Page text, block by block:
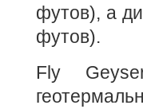
футов), а
футов).
Fly